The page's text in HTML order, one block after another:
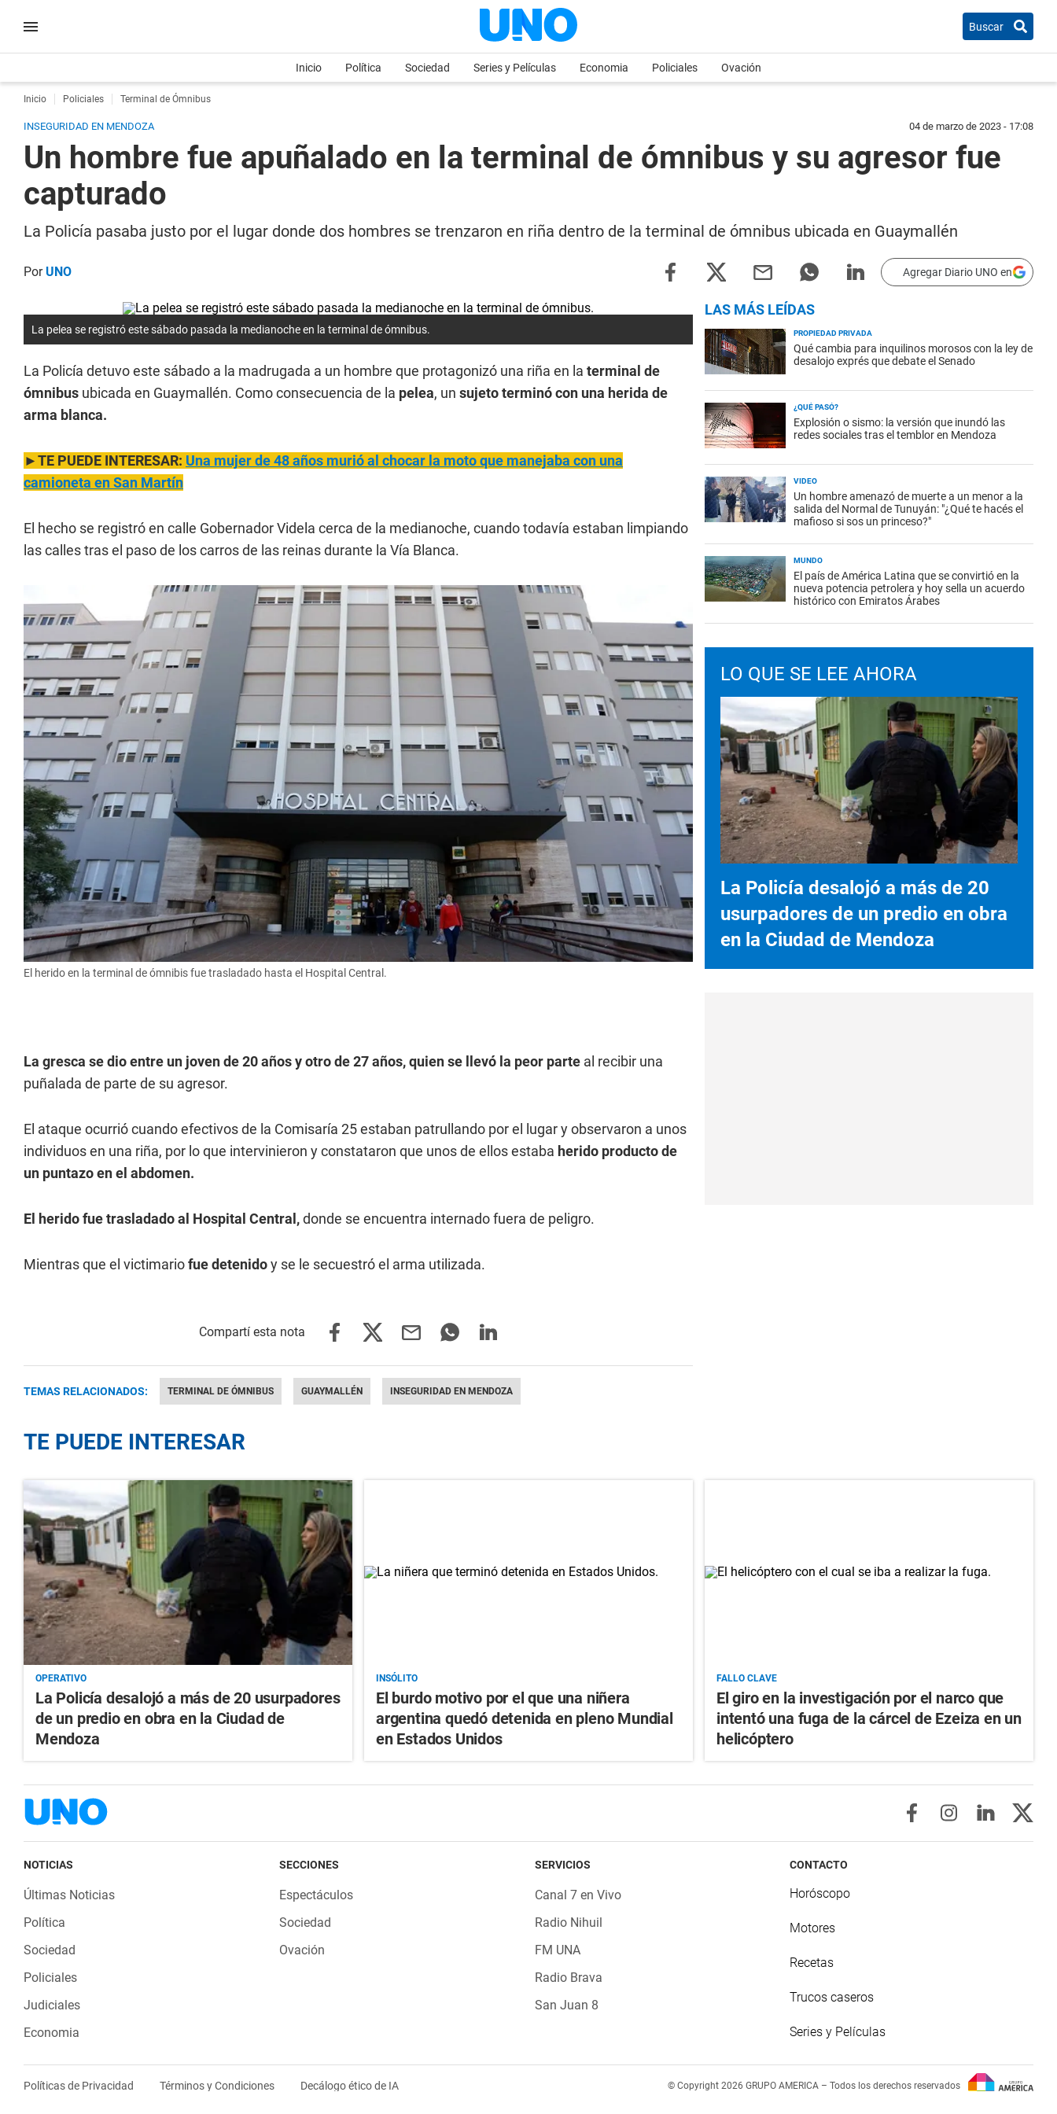
Buscar
Inicio Política Sociedad Series y Películas Economia Policiales Ovación
Inicio Policiales Terminal de Ómnibus
INSEGURIDAD EN MENDOZA 04 de marzo de 2023 - 17:08
Un hombre fue apuñalado en la terminal de ómnibus y su agresor fue
capturado
La Policía pasaba justo por el lugar donde dos hombres se trenzaron en riña dentro de la terminal de ómnibus ubicada en Guaymallén
PorUNO Agregar Diario UNO en
La pelea se registró este sábado pasada la medianoche en la terminal de ómnibus.
La Policía detuvo este sábado a la madrugada a un hombre que protagonizó una riña en la terminal de
ómnibus ubicada en Guaymallén. Como consecuencia de la pelea, un sujeto terminó con una herida de
arma blanca.
►TE PUEDE INTERESAR: Una mujer de 48 años murió al chocar la moto que manejaba con una
camioneta en San Martín
El hecho se registró en calle Gobernador Videla cerca de la medianoche, cuando todavía estaban limpiando
las calles tras el paso de los carros de las reinas durante la Vía Blanca.
El herido en la terminal de ómnibis fue trasladado hasta el Hospital Central.
La gresca se dio entre un joven de 20 años y otro de 27 años, quien se llevó la peor parte al recibir una
puñalada de parte de su agresor.
El ataque ocurrió cuando efectivos de la Comisaría 25 estaban patrullando por el lugar y observaron a unos
individuos en una riña, por lo que intervinieron y constataron que unos de ellos estaba herido producto de
un puntazo en el abdomen.
El herido fue trasladado al Hospital Central,donde se encuentra internado fuera de peligro.
Mientras que el victimariofue detenidoy se le secuestró el arma utilizada.
TEMAS RELACIONADOS: TERMINAL DE ÓMNIBUS GUAYMALLÉN INSEGURIDAD EN MENDOZA
LAS MÁS LEÍDAS
PROPIEDAD PRIVADA
Qué cambia para inquilinos morosos con la ley de
desalojo exprés que debate el Senado
¿QUÉ PASÓ?
Explosión o sismo: la versión que inundó las
redes sociales tras el temblor en Mendoza
VIDEO
Un hombre amenazó de muerte a un menor a la
salida del Normal de Tunuyán: "¿Qué te hacés el
mafioso si sos un princeso?"
MUNDO
El país de América Latina que se convirtió en la
nueva potencia petrolera y hoy sella un acuerdo
histórico con Emiratos Árabes
LO QUE SE LEE AHORA
La Policía desalojó a más de 20
usurpadores de un predio en obra
en la Ciudad de Mendoza
TE PUEDE INTERESAR
OPERATIVO
La Policía desalojó a más de 20 usurpadores
de un predio en obra en la Ciudad de
Mendoza
INSÓLITO
El burdo motivo por el que una niñera
argentina quedó detenida en pleno Mundial
en Estados Unidos
FALLO CLAVE
El giro en la investigación por el narco que
intentó una fuga de la cárcel de Ezeiza en un
helicóptero
NOTICIAS
Últimas Noticias
Política
Sociedad
Policiales
Judiciales
Economia
SECCIONES
Espectáculos
Sociedad
Ovación
SERVICIOS
Canal 7 en Vivo
Radio Nihuil
FM UNA
Radio Brava
San Juan 8
CONTACTO
Horóscopo
Motores
Recetas
Trucos caseros
Series y Películas
Políticas de Privacidad Términos y Condiciones Decálogo ético de IA © Copyright 2026 GRUPO AMERICA – Todos los derechos reservados